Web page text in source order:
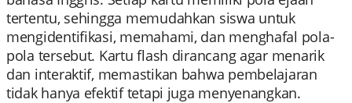
tertentu, sehingga memudahkan siswa untuk
mengidentifikasi, memahami, dan menghafal pola-
pola tersebut. Kartu flash dirancang agar menarik
dan interaktif, memastikan bahwa pembelajaran
tidak hanya efektif tetapi juga menyenangkan.